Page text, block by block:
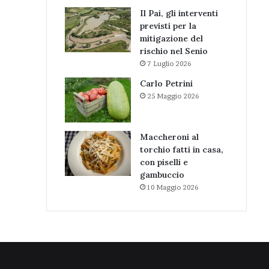
Il Pai, gli interventi
previsti per la
mitigazione del
rischio nel Senio
7 Luglio 2026
Carlo Petrini
25 Maggio 2026
Maccheroni al
torchio fatti in casa,
con piselli e
gambuccio
10 Maggio 2026